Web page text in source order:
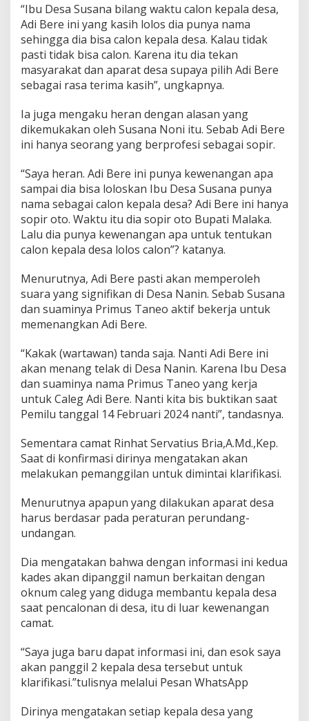
“Ibu Desa Susana bilang waktu calon kepala desa,
Adi Bere ini yang kasih lolos dia punya nama
sehingga dia bisa calon kepala desa. Kalau tidak
pasti tidak bisa calon. Karena itu dia tekan
masyarakat dan aparat desa supaya pilih Adi Bere
sebagai rasa terima kasih”, ungkapnya.
Ia juga mengaku heran dengan alasan yang
dikemukakan oleh Susana Noni itu. Sebab Adi Bere
ini hanya seorang yang berprofesi sebagai sopir.
“Saya heran. Adi Bere ini punya kewenangan apa
sampai dia bisa loloskan Ibu Desa Susana punya
nama sebagai calon kepala desa? Adi Bere ini hanya
sopir oto. Waktu itu dia sopir oto Bupati Malaka.
Lalu dia punya kewenangan apa untuk tentukan
calon kepala desa lolos calon”? katanya.
Menurutnya, Adi Bere pasti akan memperoleh
suara yang signifikan di Desa Nanin. Sebab Susana
dan suaminya Primus Taneo aktif bekerja untuk
memenangkan Adi Bere.
“Kakak (wartawan) tanda saja. Nanti Adi Bere ini
akan menang telak di Desa Nanin. Karena Ibu Desa
dan suaminya nama Primus Taneo yang kerja
untuk Caleg Adi Bere. Nanti kita bis buktikan saat
Pemilu tanggal 14 Februari 2024 nanti”, tandasnya.
Sementara camat Rinhat Servatius Bria,A.Md.,Kep.
Saat di konfirmasi dirinya mengatakan akan
melakukan pemanggilan untuk dimintai klarifikasi.
Menurutnya apapun yang dilakukan aparat desa
harus berdasar pada peraturan perundang-
undangan.
Dia mengatakan bahwa dengan informasi ini kedua
kades akan dipanggil namun berkaitan dengan
oknum caleg yang diduga membantu kepala desa
saat pencalonan di desa, itu di luar kewenangan
camat.
“Saya juga baru dapat informasi ini, dan esok saya
akan panggil 2 kepala desa tersebut untuk
klarifikasi.”tulisnya melalui Pesan WhatsApp
Dirinya mengatakan setiap kepala desa yang